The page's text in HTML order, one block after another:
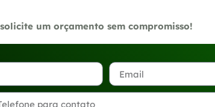
um orçamento sem compromisso!